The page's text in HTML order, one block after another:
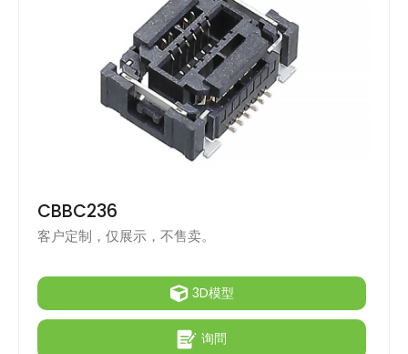
CBBC236
客户定制，仅展示，不售卖。
3D模型
询問